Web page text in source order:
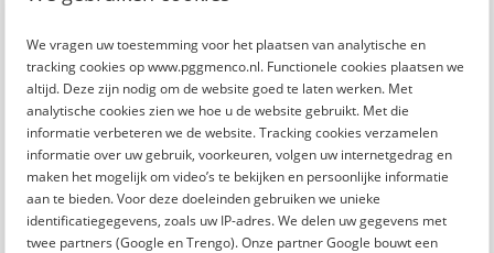
We vragen uw toestemming voor het plaatsen van analytische en
tracking cookies op www.pggmenco.nl. Functionele cookies plaatsen we
altijd. Deze zijn nodig om de website goed te laten werken. Met
analytische cookies zien we hoe u de website gebruikt. Met die
informatie verbeteren we de website. Tracking cookies verzamelen
informatie over uw gebruik, voorkeuren, volgen uw internetgedrag en
maken het mogelijk om video’s te bekijken en persoonlijke informatie
aan te bieden. Voor deze doeleinden gebruiken we unieke
identificatiegegevens, zoals uw IP-adres. We delen uw gegevens met
twee partners (Google en Trengo). Onze partner Google bouwt een
thuis fit
Poll: Controleer jij regelmatig je borsten?